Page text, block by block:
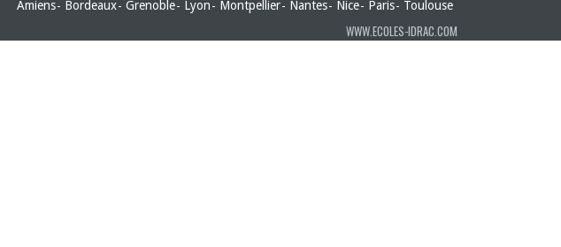
Amiens Bordeaux Grenoble Lyon Montpellier Nantes Nice Paris Toulouse
WWW.ECOLES-IDRAC.COM